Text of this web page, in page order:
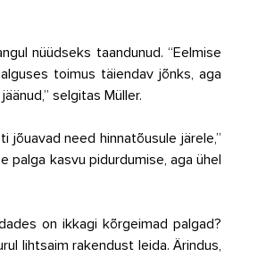
nüüdseks taandunud. “Eelmise
toimus täiendav jõnks, aga
selgitas Müller.
jõuavad need hinnatõusule järele,”
palga kasvu pidurdumise, aga ühel
on ikkagi kõrgeimad palgad?
lihtsaim rakendust leida. Ärindus,